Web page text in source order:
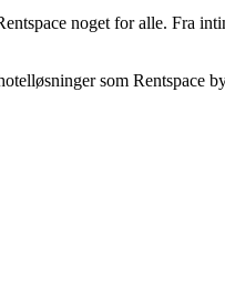
noget for alle. Fra
som